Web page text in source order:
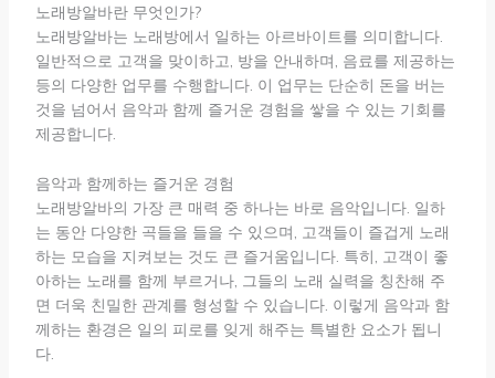
노래방알바란 무엇인가?
노래방알바는 노래방에서 일하는 아르바이트를 의미합니다.
일반적으로 고객을 맞이하고, 방을 안내하며, 음료를 제공하는
등의 다양한 업무를 수행합니다. 이 업무는 단순히 돈을 버는
것을 넘어서 음악과 함께 즐거운 경험을 쌓을 수 있는 기회를
제공합니다.
음악과 함께하는 즐거운 경험
노래방알바의 가장 큰 매력 중 하나는 바로 음악입니다. 일하
는 동안 다양한 곡들을 들을 수 있으며, 고객들이 즐겁게 노래
하는 모습을 지켜보는 것도 큰 즐거움입니다. 특히, 고객이 좋
아하는 노래를 함께 부르거나, 그들의 노래 실력을 칭찬해 주
면 더욱 친밀한 관계를 형성할 수 있습니다. 이렇게 음악과 함
께하는 환경은 일의 피로를 잊게 해주는 특별한 요소가 됩니
다.